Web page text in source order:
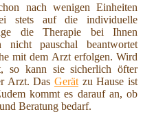
nach wenigen Einheiten
stets auf die individuelle
die Therapie bei Ihnen
nicht pauschal beantwortet
mit dem Arzt erfolgen. Wird
so kann sie sicherlich öfter
Arzt. Das Gerätzu Hause ist
kommt es darauf an, ob
Beratung bedarf.